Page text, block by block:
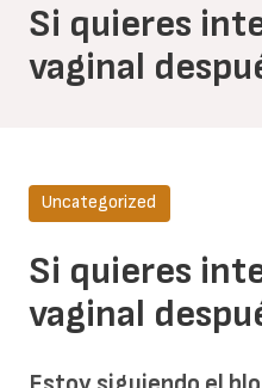
Si quieres
vaginal
Si quieres
vaginal
Uncategorized